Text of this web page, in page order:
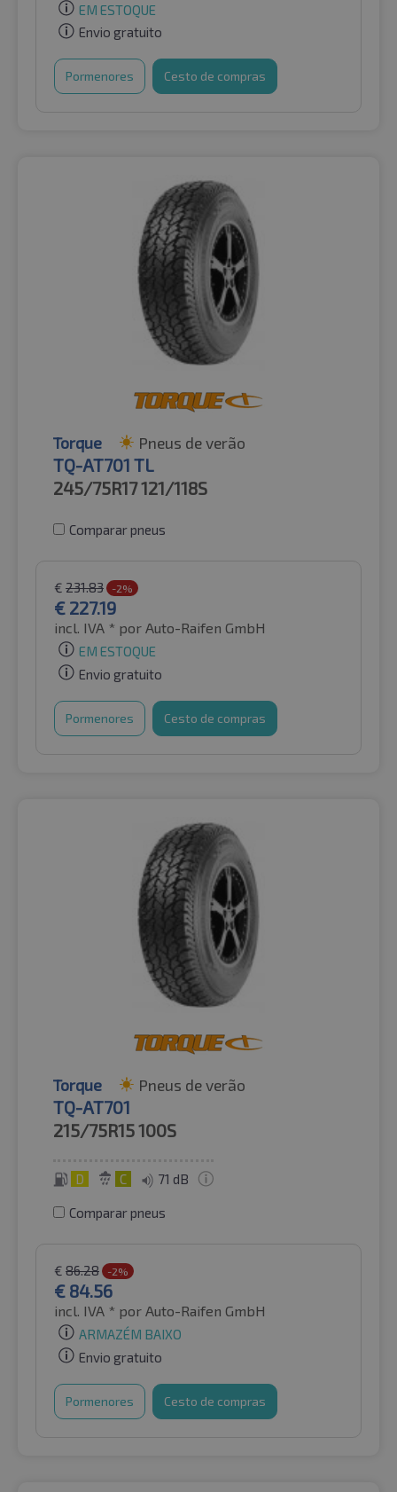
EM ESTOQUE
Envio gratuito
Pormenores Cesto de compras
Torque Pneus de verão
TQ-AT701 TL
245/75R17121/118S
Comparar pneus
€ 231.83 -2%
€ 227.19
incl. IVA * por Auto-Raifen GmbH
EM ESTOQUE
Envio gratuito
Pormenores Cesto de compras
Torque Pneus de verão
TQ-AT701
215/75R15100S
D C 71 dB
Comparar pneus
€ 86.28 -2%
€ 84.56
incl. IVA * por Auto-Raifen GmbH
ARMAZÉM BAIXO
Envio gratuito
Pormenores Cesto de compras